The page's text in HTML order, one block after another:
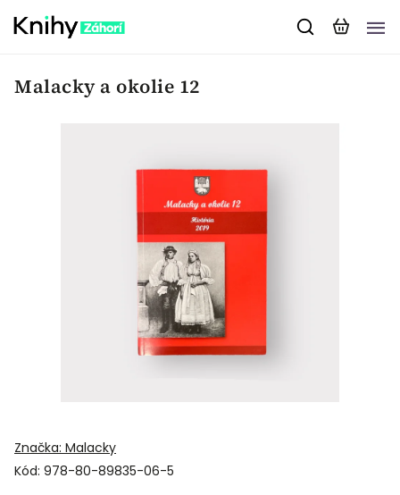
Malacky a okolie 12
Kód: 978-80-89835-06-5
Značka: Malacky